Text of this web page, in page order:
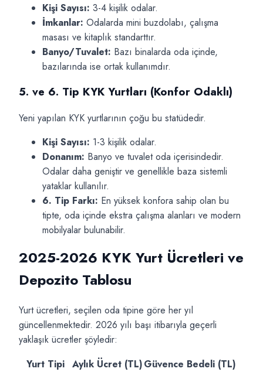
Kişi Sayısı: 3-4 kişilik odalar.
İmkanlar: Odalarda mini buzdolabı, çalışma
masası ve kitaplık standarttır.
Banyo/Tuvalet: Bazı binalarda oda içinde,
bazılarında ise ortak kullanımdır.
5. ve 6. Tip KYK Yurtları (Konfor Odaklı)
Yeni yapılan KYK yurtlarının çoğu bu statüdedir.
Kişi Sayısı: 1-3 kişilik odalar.
Donanım: Banyo ve tuvalet oda içerisindedir.
Odalar daha geniştir ve genellikle baza sistemli
yataklar kullanılır.
6. Tip Farkı: En yüksek konfora sahip olan bu
tipte, oda içinde ekstra çalışma alanları ve modern
mobilyalar bulunabilir.
2025-2026 KYK Yurt Ücretleri ve
Depozito Tablosu
Yurt ücretleri, seçilen oda tipine göre her yıl
güncellenmektedir. 2026 yılı başı itibarıyla geçerli
yaklaşık ücretler şöyledir:
Yurt Tipi Aylık Ücret (TL)Güvence Bedeli (TL)